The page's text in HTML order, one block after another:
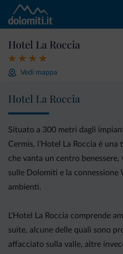
Hotel La Roccia
Vedi mappa
Hotel La Roccia
Situato a 300 metri dagli
Cermis, l'Hotel La Roccia è
che vanta un centro benessere,
sulle Dolomiti e la
ambienti.
L'Hotel La Roccia comprende
suite, alcune delle quali sono
affacciato sulla valle, altre